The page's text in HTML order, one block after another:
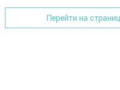
Перейти на